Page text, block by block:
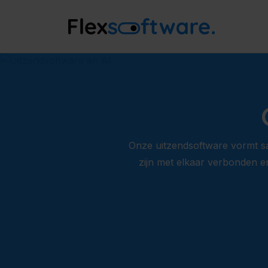
Onze uitzendsoftware vormt
zijn met elkaar verbonden